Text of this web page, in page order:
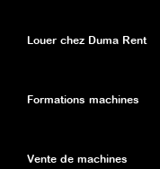
Louer chez Duma Rent
Formations machines
Vente de machines